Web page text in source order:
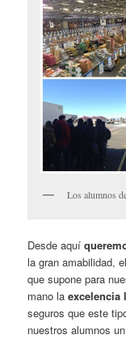
Los alumnos
Desde aquí
la gran amabilidad,
que supone para
mano laexcelencia
seguros que este
nuestros alumnos